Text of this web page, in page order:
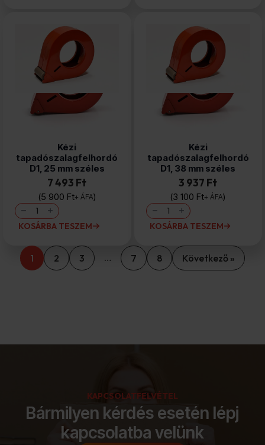
Kézi
tapadószalagfelhordó
D1, 25 mm széles
7 493 Ft
5 900 Ft+ ÁFA
Kézi
tapadószalagfelhordó
D1,
25
széles
mennyiség
KOSÁRBA TESZEM
Kézi
tapadószalagfelhordó
D1, 38 mm széles
3 937 Ft
3 100 Ft+ ÁFA
Kézi
tapadószalagfelhordó
D1,
38
széles
mennyiség
KOSÁRBA TESZEM
1 2 3 … 7 8 Következő »
KAPCSOLATFELVÉTEL
Bármilyen kérdés esetén lépj
kapcsolatba velünk